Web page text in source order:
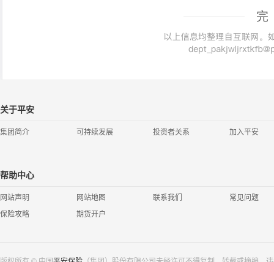
完
关于平安
集团简介 可持续发展 投资者关系 加入平安
帮助中心
网站声明 网站地图 联系我们
常见问题
保险攻略
期货开户